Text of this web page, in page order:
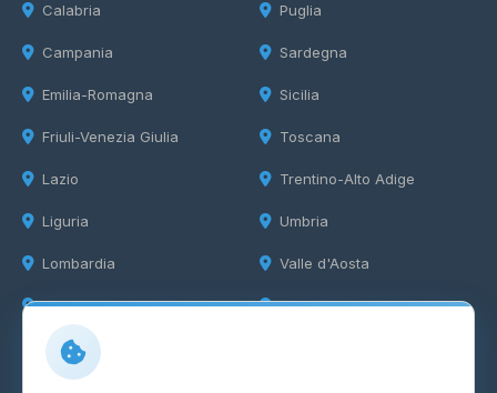
Calabria
Campania
Emilia-Romagna
Friuli-Venezia Giulia
Lazio
Liguria
Lombardia
Marche
Puglia
Sardegna
Sicilia
Toscana
Trentino-Alto Adige
Umbria
Valle d'Aosta
Veneto
Info